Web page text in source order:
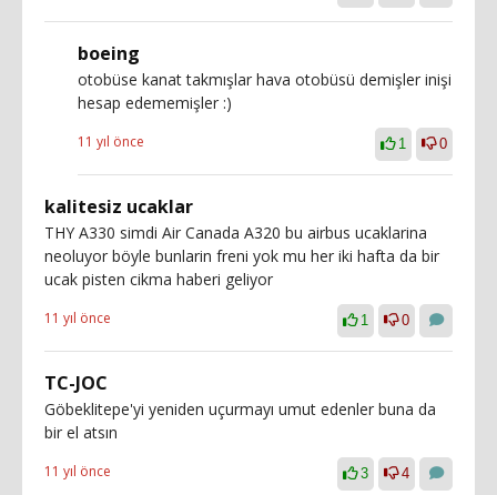
boeing
otobüse kanat takmışlar hava otobüsü demişler inişi
hesap edememişler :)
11 yıl önce 1 0
kalitesiz ucaklar
THY A330 simdi Air Canada A320 bu airbus ucaklarina
neoluyor böyle bunlarin freni yok mu her iki hafta da bir
ucak pisten cikma haberi geliyor
11 yıl önce 1 0
TC-JOC
Göbeklitepe'yi yeniden uçurmayı umut edenler buna da
bir el atsın
11 yıl önce 3 4